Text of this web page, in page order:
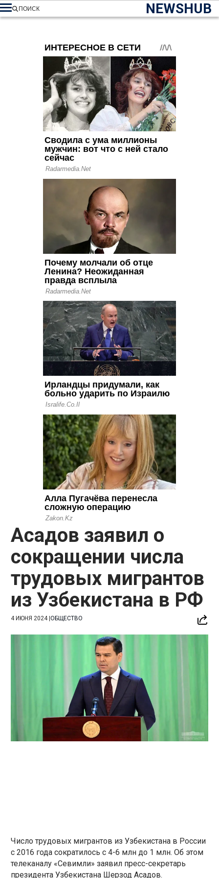
NEWSHUB
ПОИСК
Асадов заявил о
сокращении числа
трудовых мигрантов
из Узбекистана в РФ
4 ИЮНЯ 2024|ОБЩЕСТВО
Число трудовых мигрантов из Узбекистана в России
с 2016 года сократилось с 4-6 млн до 1 млн. Об этом
телеканалу «Севимли» заявил пресс-секретарь
президента Узбекистана Шерзод Асадов.